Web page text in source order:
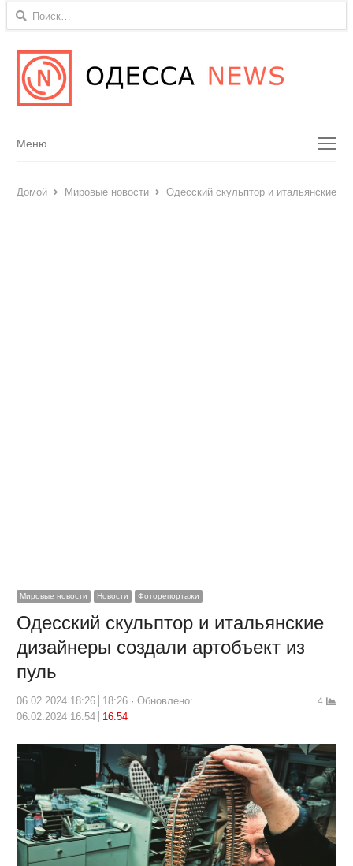
Найти:
Menu
Меню
Домой Мировые новости Одесский скульптор и итальянские
Мировые новости Новости Фоторепортажи
Одесский скульптор и итальянские
дизайнеры создали артобъект из
пуль
06.02.2024 18:26 18:26
Обновлено:
06.02.2024 16:54
16:54
4